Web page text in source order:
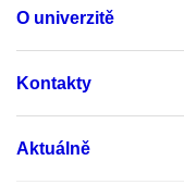
O univerzitě
Kontakty
Aktuálně